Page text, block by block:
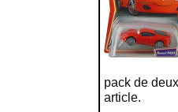
pack de
article.